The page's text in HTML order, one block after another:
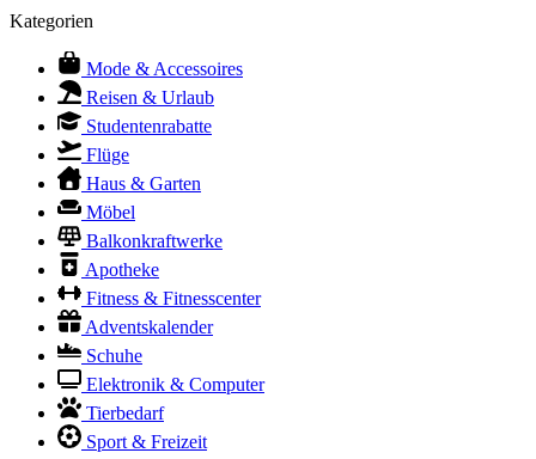
Kategorien
Mode & Accessoires
Reisen & Urlaub
Studentenrabatte
Flüge
Haus & Garten
Möbel
Balkonkraftwerke
Apotheke
Fitness & Fitnesscenter
Adventskalender
Schuhe
Elektronik & Computer
Tierbedarf
Sport & Freizeit